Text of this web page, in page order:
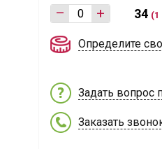
– + 34 (1
Определите
Задать вопрос
Заказать